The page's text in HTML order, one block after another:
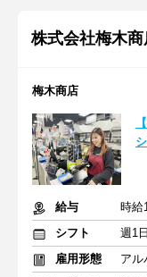
株式会社梅木
梅木商店
給与
時給
シフト
雇用形態
アル